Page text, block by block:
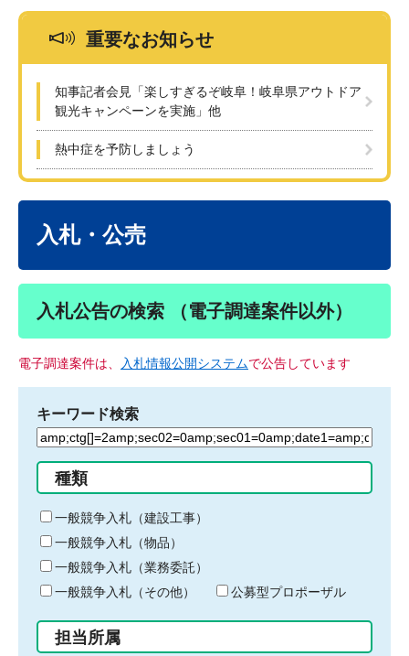
重要なお知らせ
知事記者会見「楽しすぎるぞ岐阜！岐阜県アウトドア
観光キャンペーンを実施」他
熱中症を予防しましょう
入札・公売
入札公告の検索 （電子調達案件以外）
電子調達案件は、 入札情報公開システムで公告しています
キーワード検索
検
る
キ
ー
ワ
ー
ド
入
力
種類
一般競争入札（建設工事）
一般競争入札（物品）
一般競争入札（業務委託）
一般競争入札（その他）
公募型プロポーザル
担当所属